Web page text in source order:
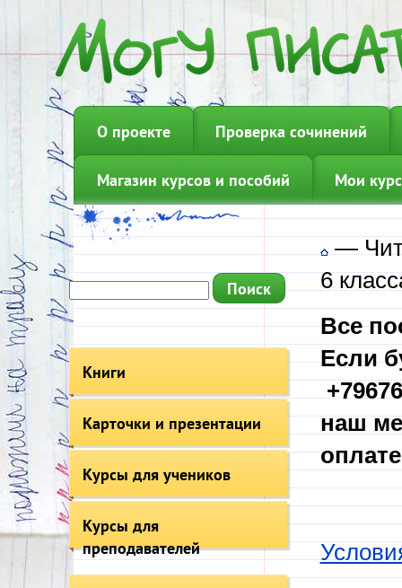
О проекте Проверка сочинений
Магазин курсов и пособий Мои
Книги
Карточки и презентации
Курсы для учеников
Курсы для
преподавателей
—
6
Все
Если
наш